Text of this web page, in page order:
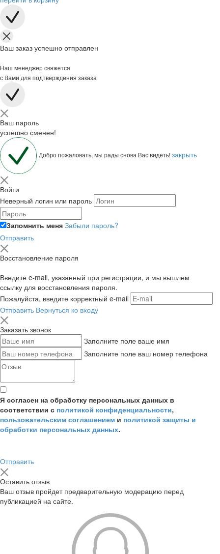
Ваш заказ успешно отправлен
Наш менеджер свяжется
с Вами для подтверждения заказа
Ваш пароль
успешно сменен!
Добро пожаловать, мы рады снова Вас видеть!закрыть
Войти
Неверный логин или пароль
Запомнить меня Забыли пароль?
Отправить
Восстановление пароля
Введите e-mail, указанный при регистрации, и мы вышлем
ссылку для восстановления пароля.
Пожалуйста, введите корректный e-mail
Отправить Вернуться ко входу
Заказать звонок
Заполните поле ваше имя
Заполните поле ваш номер телефона
Я согласен на обработку персональных данных в
соответствии с политикой конфиденциальности,
пользовательским соглашением и политикой защиты и
обработки персональных данных.
Отправить
Оставить отзыв
Ваш отзыв пройдет предварительную модерацию перед
публикацией на сайте.